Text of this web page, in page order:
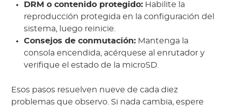
DRM o contenido protegido: Habilite la
reproducción protegida en la configuración del
sistema, luego reinicie.
Consejos de conmutación: Mantenga la
consola encendida, acérquese al enrutador y
verifique el estado de la microSD.
Esos pasos resuelven nueve de cada diez
problemas que observo. Si nada cambia, espere